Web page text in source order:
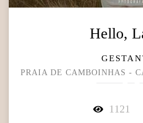
Hello,
PRAIA DE CAMBOINHAS -
1121